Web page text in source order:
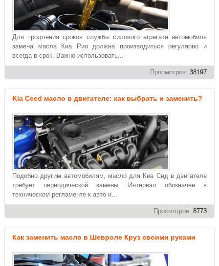
Для продления сроков службы силового агрегата автомобиля
замена масла Киа Рио должна производиться регулярно и
всегда в срок. Важно использовать...
Просмотров: 38197
Kia Ceed масло в двигателе: как выбрать и заменить?
Подобно другим автомобилям, масло для Киа Сид в двигателе
требует периодической замены. Интервал обозначен в
техническом регламенте к авто и...
Просмотров: 8773
Как заменить масло в Шевроле Круз своими руками